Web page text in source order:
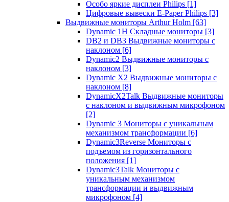
Особо яркие дисплеи Philips [1]
Цифровые вывески E-Paper Philips [3]
Выдвижные мониторы Arthur Holm [63]
Dynamic 1Н Складные мониторы [3]
DB2 и DB3 Выдвижные мониторы с
наклоном [6]
Dynamic2 Выдвижные мониторы с
наклоном [3]
Dynamic X2 Выдвижные мониторы с
наклоном [8]
DynamicX2Talk Выдвижные мониторы
с наклоном и выдвижным микрофоном
[2]
Dynamic 3 Мониторы с уникальным
механизмом трансформации [6]
Dynamic3Reverse Мониторы с
подъемом из горизонтального
положения [1]
Dynamic3Talk Мониторы с
уникальным механизмом
трансформации и выдвижным
микрофоном [4]